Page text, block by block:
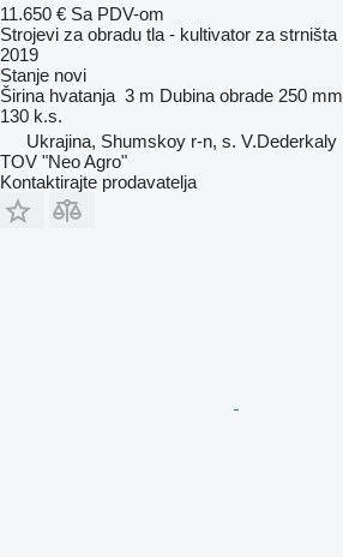
11.650 € Sa PDV-om
Strojevi za obradu tla - kultivator za strništa
2019
Stanje novi
Širina hvatanja 3 m Dubina obrade 250 mm
130 k.s.
Ukrajina, Shumskoy r-n, s. V.Dederkaly
TOV "Neo Agro"
Kontaktirajte prodavatelja